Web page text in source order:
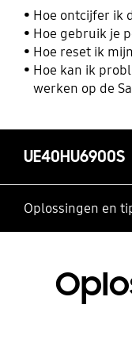
Hoe ontcijfer ik
Hoe gebruik je
Hoe reset ik
Hoe kan ik
werken op de
UE40HU6900S
Oplossingen en